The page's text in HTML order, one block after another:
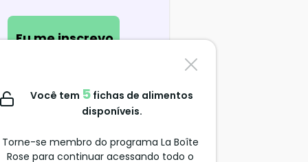
Eu me inscrevo
Contate-nos
support@alimentation-
Você tem 5 fichas de alimentos
disponíveis.
Torne-se membro do programa La Boîte
Rose para continuar acessando todo o